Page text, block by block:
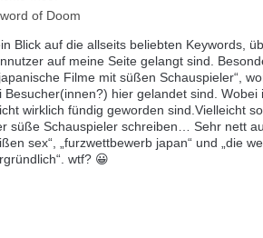
of Doom
Blick auf die allseits beliebten Keywords,
auf meine Seite gelangt sind.
Filme mit süßen Schauspieler“,
Besucher(innen?) hier gelandet sind. Wobei
wirklich fündig geworden sind.Vielleicht
süße Schauspieler schreiben… Sehr nett
sex“, „furzwettbewerb japan“ und „die
wtf? 😀